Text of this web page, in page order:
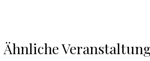
Ähnliche